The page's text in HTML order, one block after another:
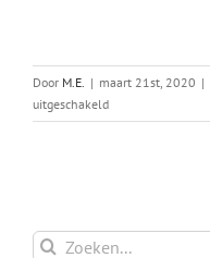
Door M.E. | maart 21st, 2020 |
uitgeschakeldvoor
Bliss
Zoeken